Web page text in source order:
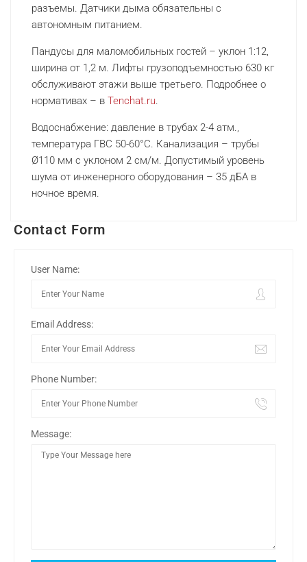
разъемы. Датчики дыма обязательны с
автономным питанием.
Пандусы для маломобильных гостей – уклон 1:12,
ширина от 1,2 м. Лифты грузоподъемностью 630 кг
обслуживают этажи выше третьего. Подробнее о
нормативах – в Tenchat.ru.
Водоснабжение: давление в трубах 2-4 атм.,
температура ГВС 50-60°C. Канализация – трубы
Ø110 мм с уклоном 2 см/м. Допустимый уровень
шума от инженерного оборудования – 35 дБА в
ночное время.
Contact Form
User Name:
Email Address:
Phone Number:
Message: